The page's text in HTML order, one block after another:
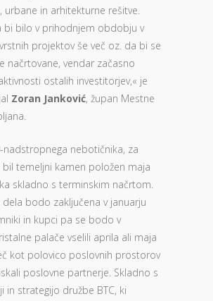
urbane in arhitekturne rešitve.
bi bilo v prihodnjem obdobju v
projektov še več oz. da bi se
načrtovane, vendar začasno
ostalih investitorjev,« je
Zoran Janković, župan Mestne
nadstropnega nebotičnika, za
bil temeljni kamen položen maja
skladno s terminskim načrtom.
dela bodo zaključena v januarju
in kupci pa se bodo v
palače vselili aprila ali maja
kot polovico poslovnih prostorov
poslovne partnerje. Skladno s
in strategijo družbe BTC, ki